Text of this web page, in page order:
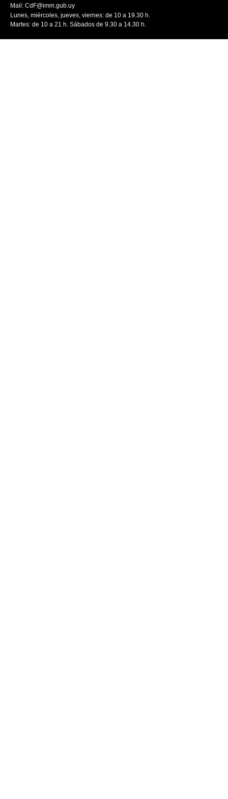
Mail: CdF@imm.gub.uy
Lunes, miércoles, jueves, viernes: de 10 a 19.30 h.
Martes: de 10 a 21 h. Sábados de 9.30 a 14.30 h.